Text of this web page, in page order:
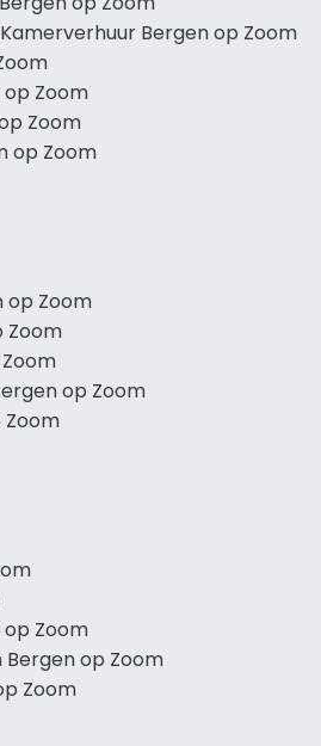
Bergen op Zoom
Zoom
Zoom
op Zoom
op Zoom
Zoom
op Zoom
Zoom
op Zoom
op Zoom
Zoom